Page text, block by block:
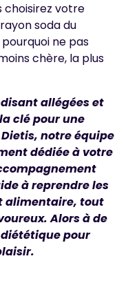
choisirez votre
soda du
ne pas
chère, la plus
allégées et
clé pour une
notre équipe
dédiée à votre
à reprendre les
alimentaire, tout
Alors à de
pour